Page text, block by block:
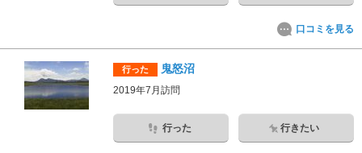
口コミを見る
行った 鬼怒沼
2019年7月訪問
行った 行きたい